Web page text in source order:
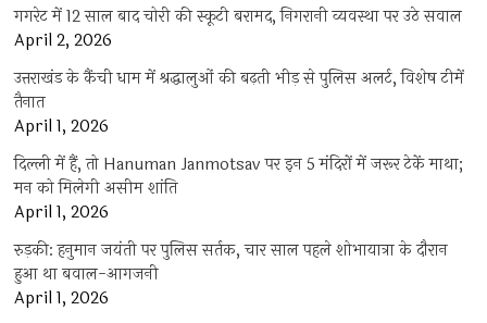
गगरेट में 12 साल बाद चोरी की स्कूटी बरामद, निगरानी व्यवस्था पर उठे सवाल
April 2, 2026
उत्तराखंड के कैंची धाम में श्रद्धालुओं की बढ़ती भीड़ से पुलिस अलर्ट, विशेष टीमें
तैनात
April 1, 2026
दिल्ली में हैं, तो Hanuman Janmotsav पर इन 5 मंदिरों में जरूर टेकें माथा;
मन को मिलेगी असीम शांति
April 1, 2026
रुड़की: हनुमान जयंती पर पुलिस सर्तक, चार साल पहले शोभायात्रा के दौरान
हुआ था बवाल-आगजनी
April 1, 2026